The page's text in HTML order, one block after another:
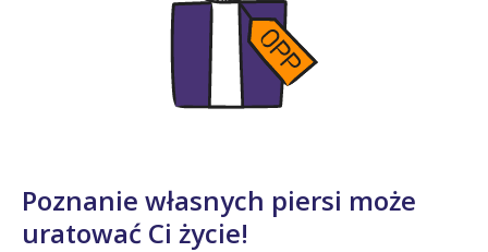
Poznanie własnych piersi może
uratować Ci życie!